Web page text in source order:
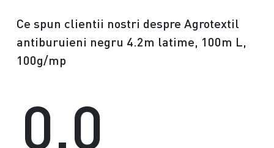
Ce spun clientii nostri despre Agrotextil
antiburuieni negru 4.2m latime, 100m L,
100g/mp
0.0